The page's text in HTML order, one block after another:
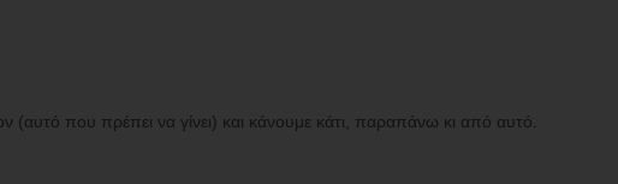
(αυτό που πρέπει να γίνει) και κάνουμε κάτι, παραπάνω κι από αυτό.